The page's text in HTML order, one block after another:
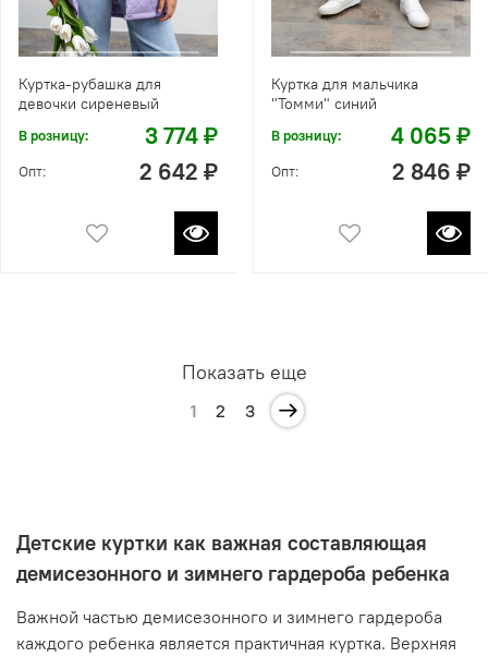
Куртка-рубашка для
девочки сиреневый
В розницу: 3 774 ₽
Опт: 2 642 ₽
Куртка для мальчика
"Томми" синий
В розницу: 4 065 ₽
Опт: 2 846 ₽
Показать еще
1 2 3
Детские куртки как важная составляющая
демисезонного и зимнего гардероба ребенка
Важной частью демисезонного и зимнего гардероба
каждого ребенка является практичная куртка. Верхняя